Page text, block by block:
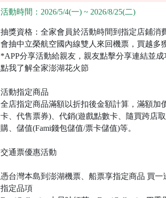
活動時間：2026/5/4(一) ~ 2026/8/25(二)
抽獎資格：全家會員於活動時間到指定店鋪消
會抽中立榮航空國內線雙人來回機票，買越多
*APP分享活動給親友，親友點擊分享連結並
點我了解全家澎湖花火節
活動指定商品
全店指定商品滿額以折扣後金額計算，滿額
卡、代售票券)、代銷(遊戲點數卡、隨買跨店
購、儲值(Fami錢包儲值/票卡儲值)等。
交通票優惠活動
憑台灣本島到澎湖機票、船票享指定商品 買一
指定品項